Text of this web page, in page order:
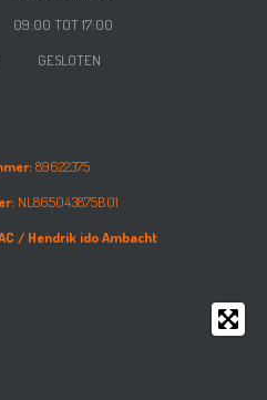
09:00 TOT 17:00
GESLOTEN
89622375
NL865043875B01
/ Hendrik ido Ambacht